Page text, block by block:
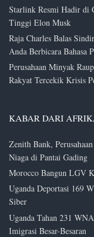
Starlink Resmi Hadir di
Tinggi Elon Musk
Raja Charles Balas
Anda Berbicara Bahasa
Perusahaan Minyak
Rakyat Tercekik Krisis
KABAR DARI
Zenith Bank,
Niaga di Pantai Gading
Morocco Bangun LGV
Uganda Deportasi 169
Siber
Uganda Tahan 231
Imigrasi Besar-Besaran